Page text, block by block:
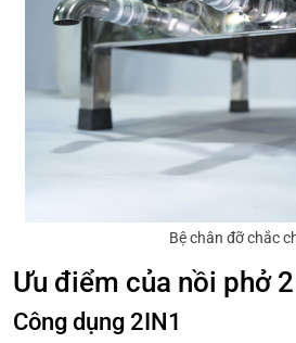
Bệ chân đỡ chắc
Ưu điểm của nồi phở
Công dụng 2IN1